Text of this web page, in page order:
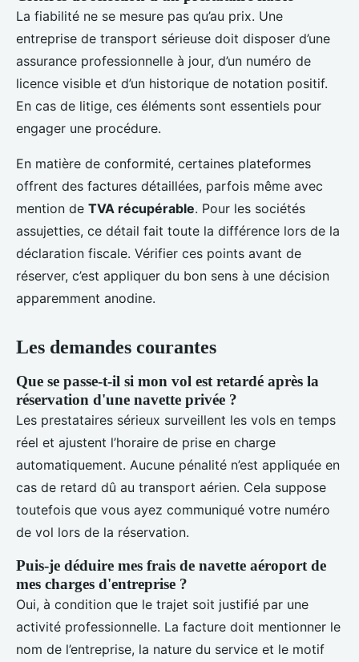
La fiabilité ne se mesure pas qu’au prix. Une
entreprise de transport sérieuse doit disposer d’une
assurance professionnelle à jour, d’un numéro de
licence visible et d’un historique de notation positif.
En cas de litige, ces éléments sont essentiels pour
engager une procédure.
En matière de conformité, certaines plateformes
offrent des factures détaillées, parfois même avec
mention de TVA récupérable. Pour les sociétés
assujetties, ce détail fait toute la différence lors de la
déclaration fiscale. Vérifier ces points avant de
réserver, c’est appliquer du bon sens à une décision
apparemment anodine.
Les demandes courantes
Que se passe-t-il si mon vol est retardé après la
réservation d'une navette privée ?
Les prestataires sérieux surveillent les vols en temps
réel et ajustent l’horaire de prise en charge
automatiquement. Aucune pénalité n’est appliquée en
cas de retard dû au transport aérien. Cela suppose
toutefois que vous ayez communiqué votre numéro
de vol lors de la réservation.
Puis-je déduire mes frais de navette aéroport de
mes charges d'entreprise ?
Oui, à condition que le trajet soit justifié par une
activité professionnelle. La facture doit mentionner le
nom de l’entreprise, la nature du service et le motif